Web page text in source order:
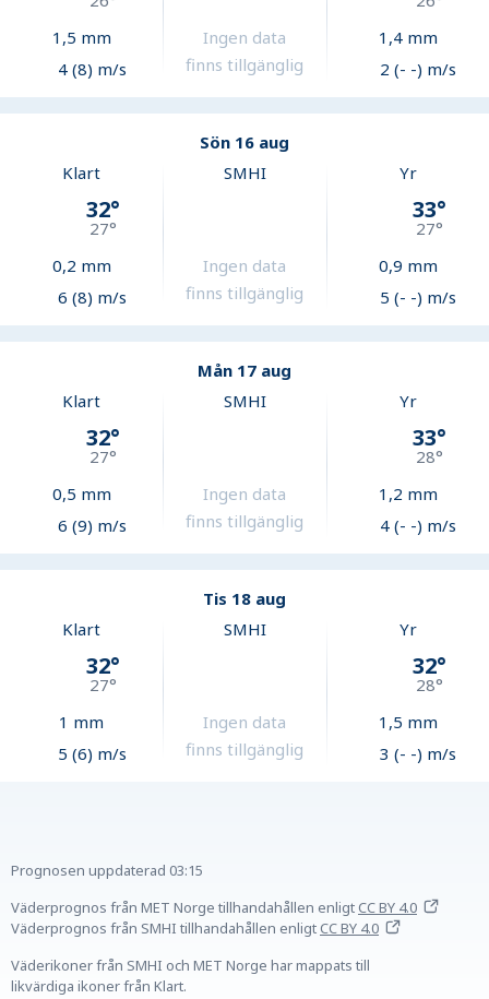
1,5 mm
4 (8) m/s
Ingen data
finns tillgänglig
1,4mm
2 (- -) m/s
Sön 16 aug
Klart
32°
27°
0,2 mm
6 (8) m/s
SMHI
Ingen data
finns tillgänglig
Yr
33°
27°
0,9 mm
5 (- -) m/s
Mån 17 aug
Klart
32°
27°
0,5 mm
6 (9) m/s
SMHI
Ingen data
finns tillgänglig
Yr
33°
28°
1,2 mm
4 (- -) m/s
Tis 18 aug
Klart
32°
27°
1 mm
5 (6) m/s
SMHI
Ingen data
finns tillgänglig
Yr
32°
28°
1,5 mm
3 (- -) m/s
Prognosen uppdaterad 03:15
Väderprognos från MET Norge tillhandahållen enligtCC BY 4.0
Väderprognos från SMHI tillhandahållen enligtCC BY 4.0
Väderikoner från SMHI och MET Norge har mappats till
likvärdiga ikoner från Klart.